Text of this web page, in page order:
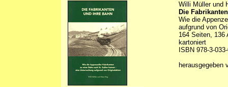
Willi Müller und
Die
Wie die
aufgrund von
164 Seiten, 136
kartoniert
ISBN 978-3-
herausgegeben